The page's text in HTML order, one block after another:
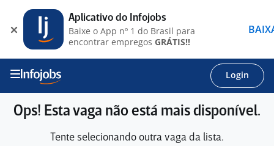
Login
Ops! Esta vaga não está mais disponível.
Tente selecionando outra vaga da lista.
Aplicativo do Infojobs
Baixe o App nº 1 do Brasil para
encontrar empregos GRÁTIS!!